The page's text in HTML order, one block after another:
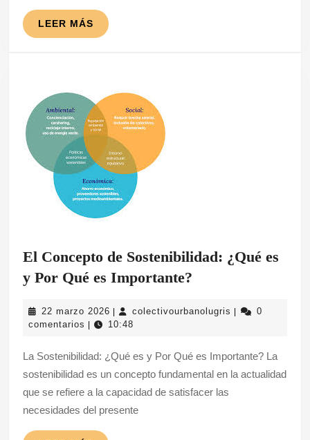
LEER MÁS LEER
MÁS
El Concepto de Sostenibilidad: ¿Qué es
y Por Qué es Importante?
de
¿Qué
es
y
22 marzo 2026 22
marzo
| colectivourbanolugris |
0
comentarios | 10:48
La Sostenibilidad: ¿Qué es y Por Qué es Importante? La
sostenibilidad es un concepto fundamental en la actualidad
que se refiere a la capacidad de satisfacer las
necesidades del presente